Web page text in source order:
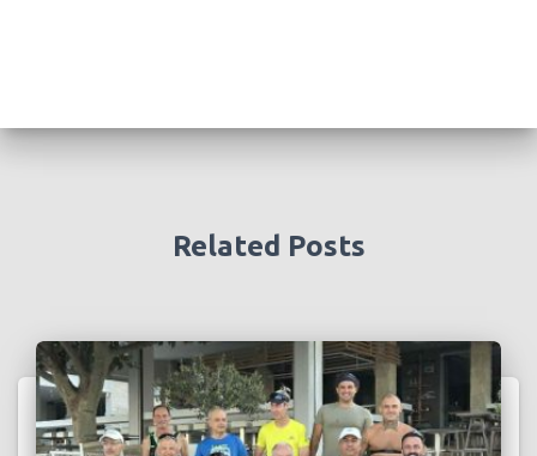
Related Posts